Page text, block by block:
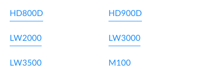
HD800D HD900D
LW2000 LW3000
LW3500 M100